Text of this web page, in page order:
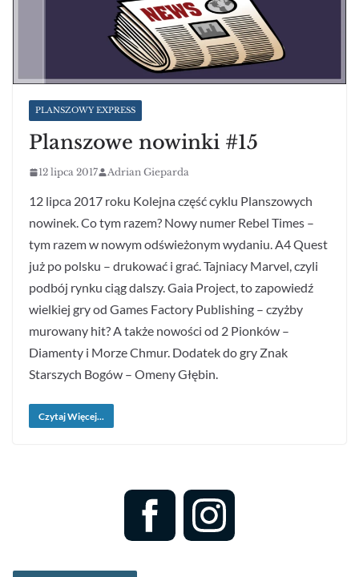
PLANSZOWY EXPRESS
Planszowe nowinki #15
12 lipca 2017 Adrian Gieparda
12 lipca 2017 roku Kolejna część cyklu Planszowych
nowinek. Co tym razem? Nowy numer Rebel Times –
tym razem w nowym odświeżonym wydaniu. A4 Quest
już po polsku – drukować i grać. Tajniacy Marvel, czyli
podbój rynku ciąg dalszy. Gaia Project, to zapowiedź
wielkiej gry od Games Factory Publishing – czyżby
murowany hit? A także nowości od 2 Pionków –
Diamenty i Morze Chmur. Dodatek do gry Znak
Starszych Bogów – Omeny Głębin.
Czytaj Więcej...